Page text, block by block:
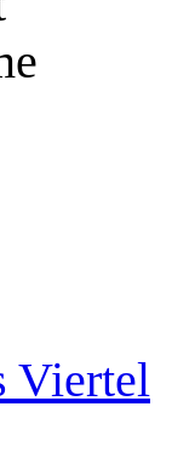
Viertel